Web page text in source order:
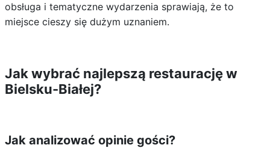
obsługa i tematyczne wydarzenia sprawiają, że to
miejsce cieszy się dużym uznaniem.
Jak wybrać najlepszą restaurację w
Bielsku-Białej?
Jak analizować opinie gości?